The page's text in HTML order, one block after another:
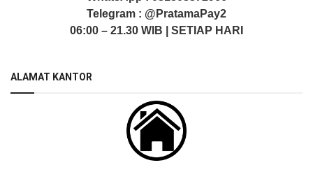
Telegram : @PratamaPay2
06:00 – 21.30 WIB | SETIAP HARI
ALAMAT KANTOR